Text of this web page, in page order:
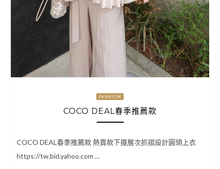
FASHION
COCO DEAL春季推薦款
COCO DEAL春季推薦款 熱賣款下擺層次抓摺設計圓領上衣
https://tw.bid.yahoo.com …